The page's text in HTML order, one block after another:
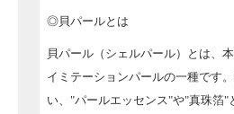
◎貝パールとは
貝パール（シェルパール）とは、
イミテーションパールの一種です
い、"パールエッセンス"や"真珠箔"